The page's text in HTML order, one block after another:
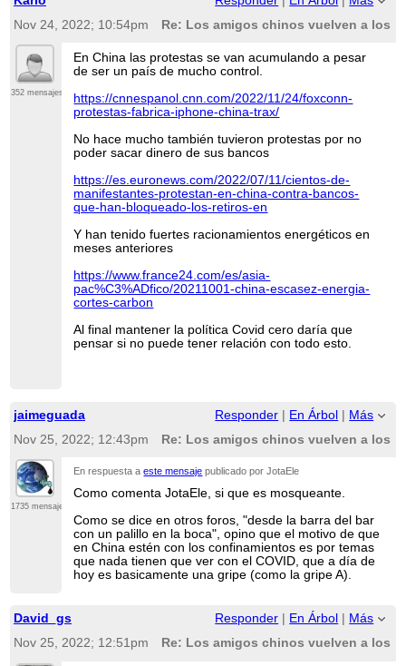
Nov 24, 2022; 10:54pm
Re: Los amigos chinos vuelven a los
352 mensajes
En China las protestas se van acumulando a pesar
de ser un país de mucho control.
https://cnnespanol.cnn.com/2022/11/24/foxconn-
protestas-fabrica-iphone-china-trax/
No hace mucho también tuvieron protestas por no
poder sacar dinero de sus bancos
https://es.euronews.com/2022/07/11/cientos-de-
manifestantes-protestan-en-china-contra-bancos-
que-han-bloqueado-los-retiros-en
Y han tenido fuertes racionamientos energéticos en
meses anteriores
https://www.france24.com/es/asia-
pac%C3%ADfico/20211001-china-escasez-energia-
cortes-carbon
Al final mantener la política Covid cero daría que
pensar si no puede tener relación con todo esto.
jaimeguada Responder | En Árbol | Más
Nov 25, 2022; 12:43pm
Re: Los amigos chinos vuelven a los
1735 mensajes
En respuesta aeste mensaje publicado por JotaEle
Como comenta JotaEle, si que es mosqueante.
Como se dice en otros foros, "desde la barra del bar
con un palillo en la boca", opino que el motivo de que
en China estén con los confinamientos es por temas
que nada tienen que ver con el COVID, que a día de
hoy es basicamente una gripe (como la gripe A).
David_gs Responder En Árbol
Más
Nov 25, 2022; 12:51pm
Re: Los amigos chinos vuelven a los